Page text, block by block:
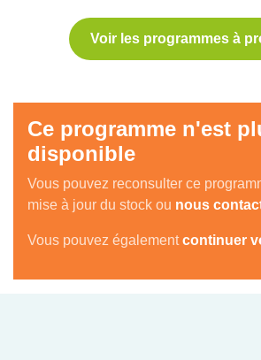
Voir les programmes à
Ce programme n'est
disponible
Vous pouvez reconsulter ce
mise à jour du stock ou nous
Vous pouvez égalementcontinuer